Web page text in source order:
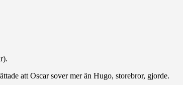
att Oscar sover mer än Hugo, storebror, gjorde.